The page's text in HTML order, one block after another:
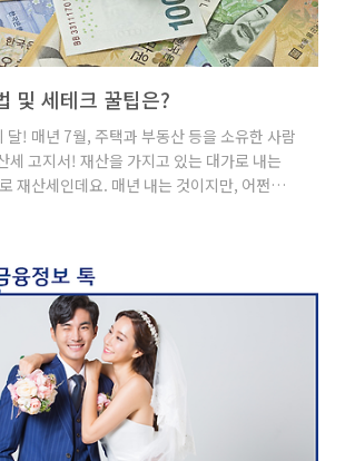
및 세테크 꿀팁은?
달! 매년 7월, 주택과 부동산 등을 소유한 사람
세 고지서! 재산을 가지고 있는 대가로 내는
재산세인데요. 매년 내는 것이지만, 어쩐지
내야 하는 세금이지만 좀 더 아낄 수 있는
왜 내는 거죠?재산세란, 지방세 중의 하나로
에 대하여 부과되는 조세입니다. 주택, 땅, 건
비행기 등의 재산에도 납부되죠. 주택은 부속
택 또는 단독주택에, 토지는 나대지나 전·답,
야에, 건축물의 경우 주택을 제외한 상가나
니다.재산세가 산정되는 기준은..